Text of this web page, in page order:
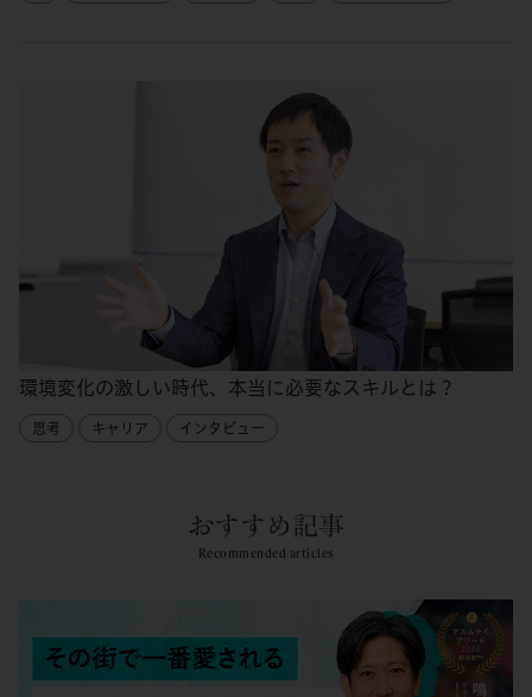
環境変化の激しい時代、本当に必要なスキルとは？
思考 キャリア インタビュー
おすすめ記事
Recommended articles